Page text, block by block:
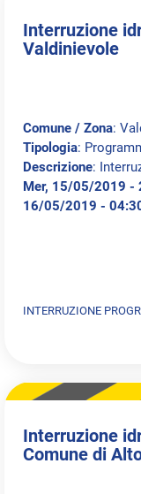
Interruzione
Valdinievole
Comune / Zona:
Tipologia:
Descrizione:
Mer, 15/05/2019 -
16/05/2019 -
INTERRUZIONE
Interruzione
Comune di